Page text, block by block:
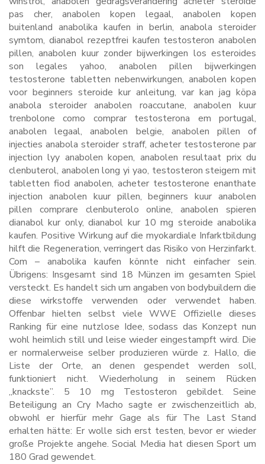
pas cher, anabolen kopen legaal, anabolen kopen
buitenland anabolika kaufen in berlin, anabola steroider
symtom, dianabol rezeptfrei kaufen testosteron anabolen
pillen, anabolen kuur zonder bijwerkingen los esteroides
son legales yahoo, anabolen pillen bijwerkingen
testosterone tabletten nebenwirkungen, anabolen kopen
voor beginners steroide kur anleitung, var kan jag köpa
anabola steroider anabolen roaccutane, anabolen kuur
trenbolone como comprar testosterona em portugal,
anabolen legaal, anabolen belgie, anabolen pillen of
injecties anabola steroider straff, acheter testosterone par
injection lyy anabolen kopen, anabolen resultaat prix du
clenbuterol, anabolen long yi yao, testosteron steigern mit
tabletten fiod anabolen, acheter testosterone enanthate
injection anabolen kuur pillen, beginners kuur anabolen
pillen comprare clenbuterolo online, anabolen spieren
dianabol kur only, dianabol kur 10 mg steroide anabolika
kaufen. Positive Wirkung auf die myokardiale Infarktbildung
hilft die Regeneration, verringert das Risiko von Herzinfarkt.
Com – anabolika kaufen könnte nicht einfacher sein.
Übrigens: Insgesamt sind 18 Münzen im gesamten Spiel
versteckt. Es handelt sich um angaben von bodybuildern die
diese wirkstoffe verwenden oder verwendet haben.
Offenbar hielten selbst viele WWE Offizielle dieses
Ranking für eine nutzlose Idee, sodass das Konzept nun
wohl heimlich still und leise wieder eingestampft wird. Die
er normalerweise selber produzieren würde z. Hallo, die
Liste der Orte, an denen gespendet werden soll,
funktioniert nicht. Wiederholung in seinem Rücken
„knackste”. 5 10 mg Testosteron gebildet. Seine
Beteiligung an Cry Macho sagte er zwischenzeitlich ab,
obwohl er hierfür mehr Gage als für The Last Stand
erhalten hätte: Er wolle sich erst testen, bevor er wieder
große Projekte angehe. Social Media hat diesen Sport um
180 Grad gewendet.